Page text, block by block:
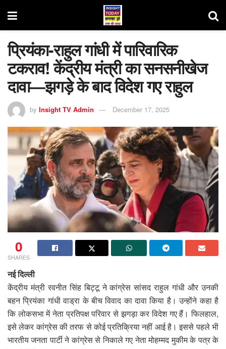
प्रियंका-राहुल गांधी में पारिवारिक
टकराव! केंद्रीय मंत्री का सनसनीखेज
दावा—झगड़े के बाद विदेश गए राहुल
by Insight TV Admin December 17, 2025
0
SHARES
नई दिल्ली
केंद्रीय मंत्री रवनीत सिंह बिट्टू ने कांग्रेस सांसद राहुल गांधी और उनकी
बहन प्रियंका गांधी वाड्रा के बीच विवाद का दावा किया है। उन्होंने कहा है
कि लोकसभा में नेता प्रतिपक्ष परिवार से झगड़ा कर विदेश गए हैं। फिलहाल,
इसे लेकर कांग्रेस की तरफ से कोई प्रतिक्रिया नहीं आई है। इससे पहले भी
भारतीय जनता पार्टी ने कांग्रेस से निकाले गए नेता मोहम्मद मुकीम के पत्र के